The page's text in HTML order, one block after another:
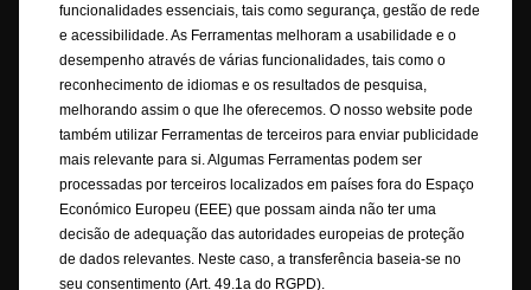
extra. A disponibilidade, as características técnicas e os equipamentos
fornecidos nos nossos veículos podem variar ou estar disponíveis
apenas em alguns países ou podem estar disponíveis apenas mediante
um custo extra. Para obter informações mais detalhadas sobre o
equipamento fornecido nos nossos veículos, contacte a rede de
concessionários Opel em Portugal.
Combustão - WLTP
+) Os valores de consumo de combustível e de emissões de CO
2
mencionados estão em conformidade com o procedimento de teste
WLTP, com base no qual os tipos de novos veículos são homologados a
partir de 1 de setembro de 2018. Este procedimento WLTP substitui o
funcionalidades essenciais, tais como segurança, gestão de rede
e acessibilidade. As Ferramentas melhoram a usabilidade e o
desempenho através de várias funcionalidades, tais como o
reconhecimento de idiomas e os resultados de pesquisa,
melhorando assim o que lhe oferecemos. O nosso website pode
também utilizar Ferramentas de terceiros para enviar publicidade
mais relevante para si. Algumas Ferramentas podem ser
processadas por terceiros localizados em países fora do Espaço
Económico Europeu (EEE) que possam ainda não ter uma
decisão de adequação das autoridades europeias de proteção
de dados relevantes. Neste caso, a transferência baseia-se no
seu consentimento (Art. 49.1a do RGPD).